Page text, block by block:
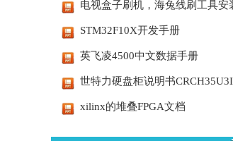
电视盒子刷机，海兔线刷工具安
STM32F10X开发手册
英飞凌4500中文数据手册
世特力硬盘柜说明书
xilinx的堆叠FPGA文档